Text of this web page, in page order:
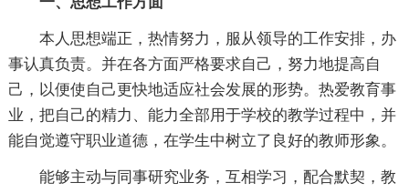
本人思想端正，热情努力，服从领导的工作安排，办
事认真负责。并在各方面严格要求自己，努力地提高自
己，以便使自己更快地适应社会发展的形势。热爱教育事
业，把自己的精力、能力全部用于学校的教学过程中，并
能自觉遵守职业道德，在学生中树立了良好的教师形象。
能够主动与同事研究业务，互相学习，配合默契，教